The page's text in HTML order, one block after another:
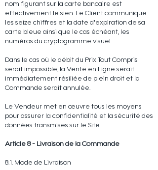
nom figurant sur la carte bancaire est
effectivement le sien. Le Client communique
les seize chiffres et la date d'expiration de sa
carte bleue ainsi que le cas échéant, les
numéros du cryptogramme visuel.
Dans le cas où le débit du Prix Tout Compris
serait impossible, la Vente en Ligne serait
immédiatement résiliée de plein droit et la
Commande serait annulée.
Le Vendeur met en œuvre tous les moyens
pour assurer la confidentialité et la sécurité des
données transmises sur le Site.
Article 8 - Livraison de la Commande
8.1. Mode de Livraison